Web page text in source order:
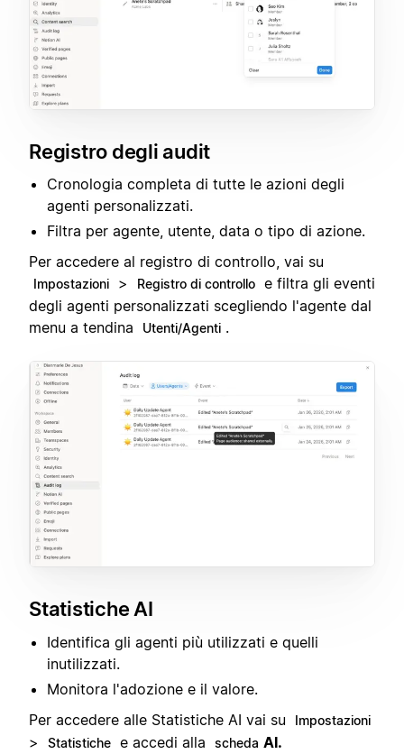
Registro degli audit
Cronologia completa di tutte le azioni degli
agenti personalizzati.
Filtra per agente, utente, data o tipo di azione.
Per accedere al registro di controllo, vai su
Impostazioni > Registro di controllo e filtra gli eventi
degli agenti personalizzati scegliendo l'agente dal
menu a tendina
Utenti/Agenti .
Statistiche AI
Identifica gli agenti più utilizzati e quelli
inutilizzati.
Monitora l'adozione e il valore.
Per accedere alle Statistiche AI vai su
Impostazioni
> Statistiche e accedi alla scheda AI.